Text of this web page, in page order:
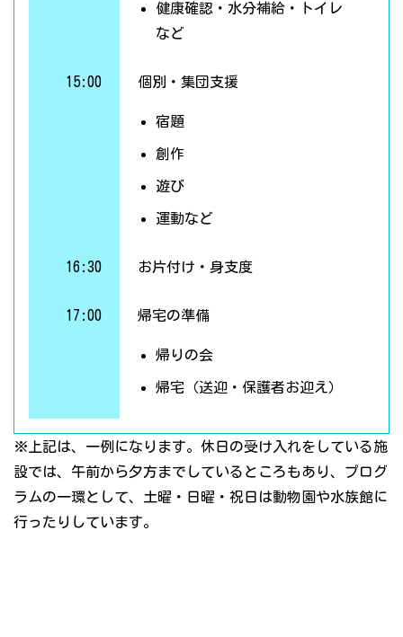
健康確認・水分補給・トイレ
など
15:00 個別・集団支援
宿題
創作
遊び
運動など
16:30 お片付け・身支度
17:00 帰宅の準備
帰りの会
帰宅（送迎・保護者お迎え）
※上記は、一例になります。休日の受け入れをしている施
設では、午前から夕方までしているところもあり、プログ
ラムの一環として、土曜・日曜・祝日は動物園や水族館に
行ったりしています。